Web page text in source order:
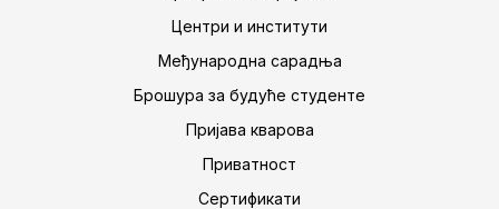
Центри и институти
Међународна сарадња
Брошура за будуће студенте
Пријава кварова
Приватност
Сертификати